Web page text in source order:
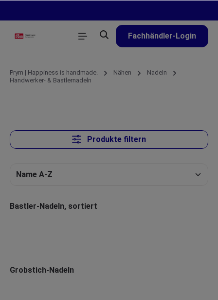
Fachhändler-Login
Prym | Happiness is handmade. Nähen
Nadeln
Handwerker- & Bastlernadeln
Produkte filtern
Bastler-Nadeln, sortiert
Grobstich-Nadeln